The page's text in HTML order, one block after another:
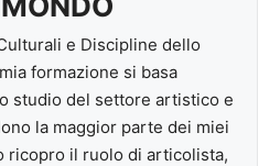
e Discipline dello
formazione si basa
studio del settore artistico e
la maggior parte dei miei
ricopro il ruolo di articolista,